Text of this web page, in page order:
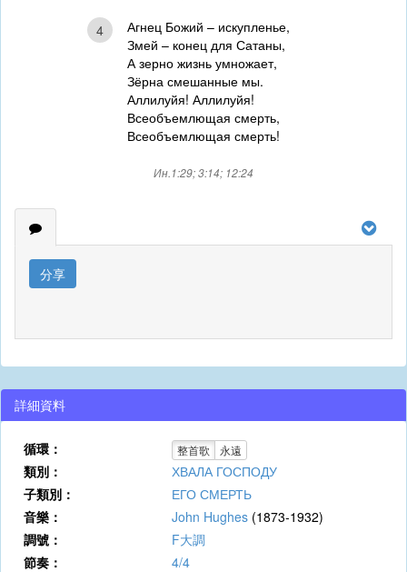
4
Агнец Божий – искупленье,
Змей – конец для Сатаны,
А зерно жизнь умножает,
Зёрна смешанные мы.
Аллилуйя! Аллилуйя!
Всеобъемлющая смерть,
Всеобъемлющая смерть!
Ин.1:29; 3:14; 12:24
分享
詳細資料
循環： 整首歌 永遠
類別：
ХВАЛА ГОСПОДУ
子類別：
ЕГО СМЕРТЬ
音樂：
John Hughes (1873-1932)
調號：
F大調
節奏：
4/4